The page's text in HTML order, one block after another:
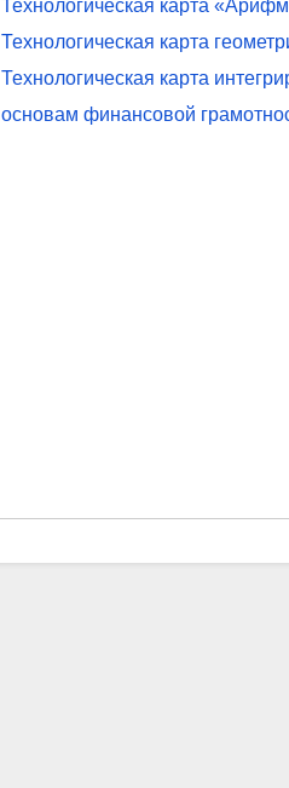
Технологическая карта
Технологическая карта
Технологическая карта
основам финансовой